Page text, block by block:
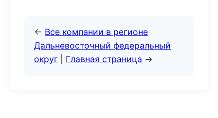
← Все компании в регионе
Дальневосточный федеральный
округ
Главная страница →